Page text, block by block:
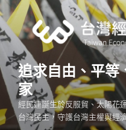
跳
至
主
內
容
追求自由、平等
家
經民連誕生於反服貿、太陽花
台灣民主，守護台灣主權與經